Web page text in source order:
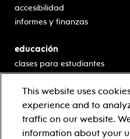
accesibilidad
informes y finanzas
educación
clases para estudiantes
escolar
residencias en escuelas
desarrollo profesional
recursos para docentes
This website uses
experience and to
traffic on our website.
information about your